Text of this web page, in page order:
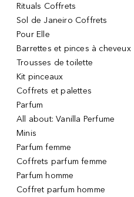
Rituals Coffrets
Sol de Janeiro Coffrets
Pour Elle
Barrettes et pinces à cheveux
Trousses de toilette
Kit pinceaux
Coffrets et palettes
Parfum
All about: Vanilla Perfume
Minis
Parfum femme
Coffrets parfum femme
Parfum homme
Coffret parfum homme